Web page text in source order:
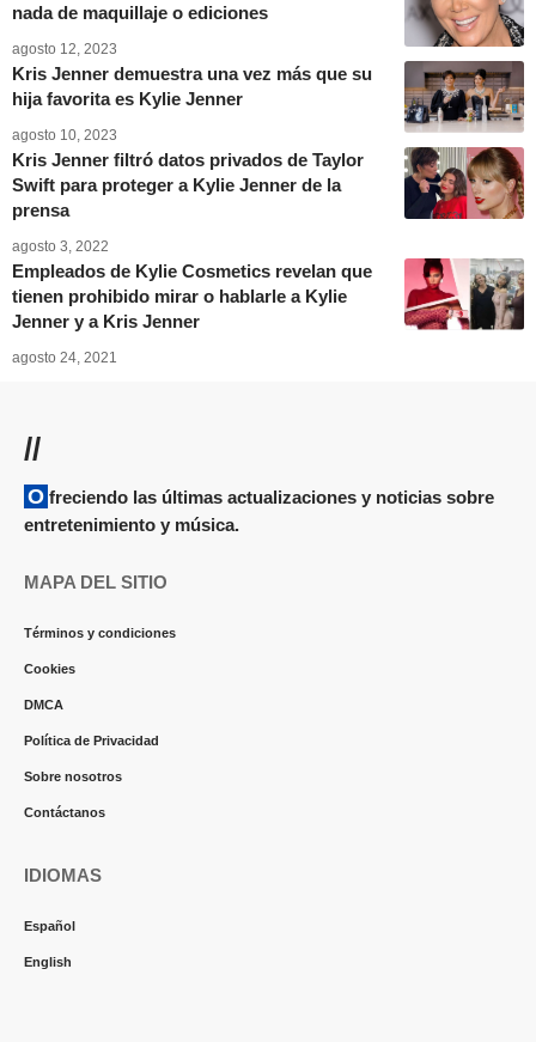
nada de maquillaje o ediciones
agosto 12, 2023
Kris Jenner demuestra una vez más que su
hija favorita es Kylie Jenner
agosto 10, 2023
Kris Jenner filtró datos privados de Taylor
Swift para proteger a Kylie Jenner de la
prensa
agosto 3, 2022
Empleados de Kylie Cosmetics revelan que
tienen prohibido mirar o hablarle a Kylie
Jenner y a Kris Jenner
agosto 24, 2021
//
Ofreciendo las últimas actualizaciones y noticias sobre
entretenimiento y música.
MAPA DEL SITIO
Términos y condiciones
Cookies
DMCA
Política de Privacidad
Sobre nosotros
Contáctanos
IDIOMAS
Español
English